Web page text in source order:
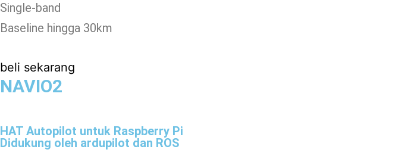
Single-band
Baseline hingga 30km
beli sekarang
NAVIO2
HAT Autopilot untuk Raspberry Pi
Didukung oleh ardupilot dan ROS